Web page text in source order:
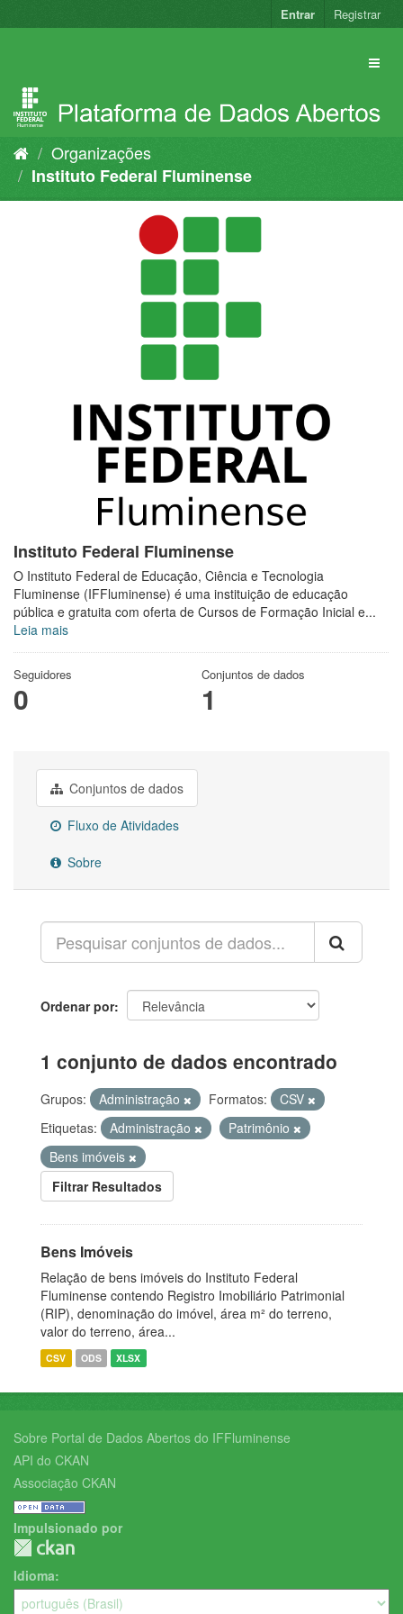
para
Entrar Registrar
Organizações
Instituto Federal Fluminense
Instituto Federal Fluminense
O Instituto Federal de Educação, Ciência e Tecnologia
Fluminense (IFFluminense) é uma instituição de educação
pública e gratuita com oferta de Cursos de Formação Inicial e...
Leia mais
Seguidores
0
Conjuntos de dados
1
Conjuntos de dados
Fluxo de Atividades
Sobre
Ordenar por
1 conjunto de dados encontrado
Grupos: Administração Formatos:
CSV
Etiquetas:
Administração
Patrimônio
Bens imóveis
Filtrar Resultados
Bens Imóveis
Relação de bens imóveis do Instituto Federal
Fluminense contendo Registro Imobiliário Patrimonial
(RIP), denominação do imóvel, área m² do terreno,
valor do terreno, área...
CSV ODS XLSX
Sobre Portal de Dados Abertos do IFFluminense
API do CKAN
Associação CKAN
Impulsionado por
Idioma